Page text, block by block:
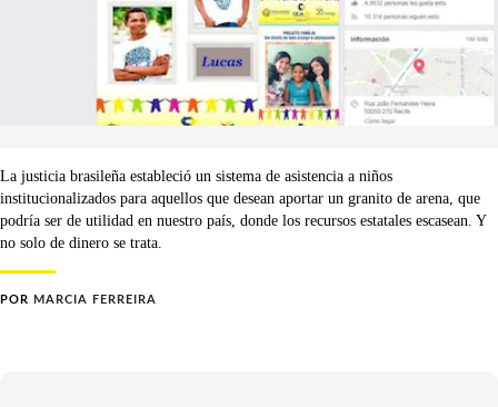
La justicia brasileña estableció un sistema de asistencia a niños
institucionalizados para aquellos que desean aportar un granito de arena, que
podría ser de utilidad en nuestro país, donde los recursos estatales escasean. Y
no solo de dinero se trata.
POR MARCIA FERREIRA